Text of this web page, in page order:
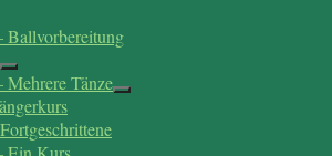
Ballvorbereitung
Tänze